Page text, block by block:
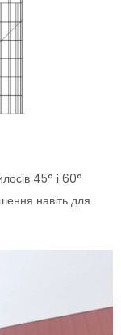
45° і 60°
навіть для